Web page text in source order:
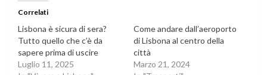
Correlati
Lisbona è sicura di sera?
Tutto quello che c’è da
sapere prima di uscire
Luglio 11, 2025
Come andare dall’aeroporto
di Lisbona al centro della
città
Marzo 21, 2024